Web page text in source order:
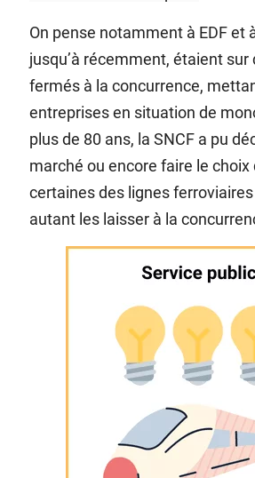
On pense notamment à EDF et
jusqu’à récemment, étaient sur
fermés à la concurrence,
entreprises en situation de
plus de 80 ans, la SNCF a pu
marché ou encore faire le choix
certaines des lignes
autant les laisser à la